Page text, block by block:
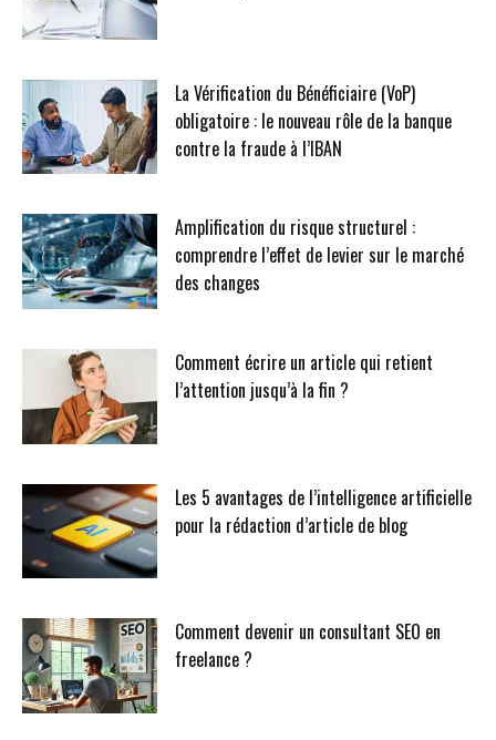
La Vérification du Bénéficiaire (VoP)
obligatoire : le nouveau rôle de la banque
contre la fraude à l’IBAN
Amplification du risque structurel :
comprendre l’effet de levier sur le marché
des changes
Comment écrire un article qui retient
l’attention jusqu’à la fin ?
Les 5 avantages de l’intelligence artificielle
pour la rédaction d’article de blog
Comment devenir un consultant SEO en
freelance ?